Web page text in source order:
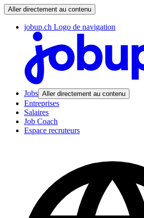
Aller directement au contenu
jobup.ch Logo de navigation
Jobs Aller directement au contenu
Entreprises
Salaires
Job Coach
Espace recruteurs